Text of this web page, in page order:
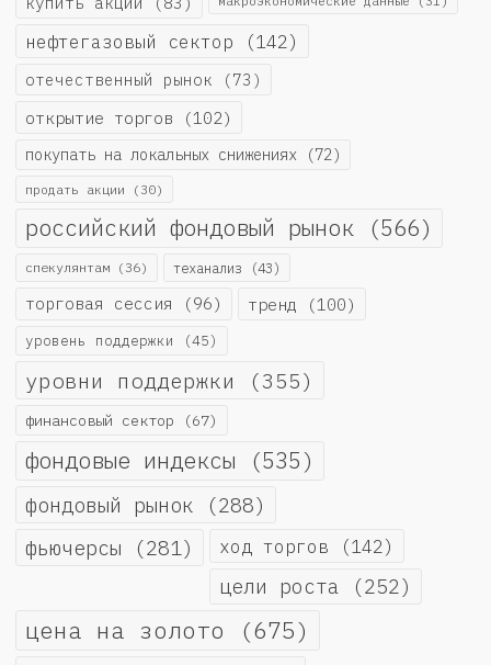
нефтегазовый сектор (142)
отечественный рынок (73)
открытие торгов (102)
покупать на локальных снижениях (72)
продать акции (30)
российский фондовый рынок (566)
спекулянтам (36) теханализ (43)
торговая сессия (96) тренд (100)
уровень поддержки (45)
уровни поддержки (355)
финансовый сектор (67)
фондовые индексы (535)
фондовый рынок (288)
фьючерсы (281) ход торгов (142)
цели роста (252)
цена на золото (675)